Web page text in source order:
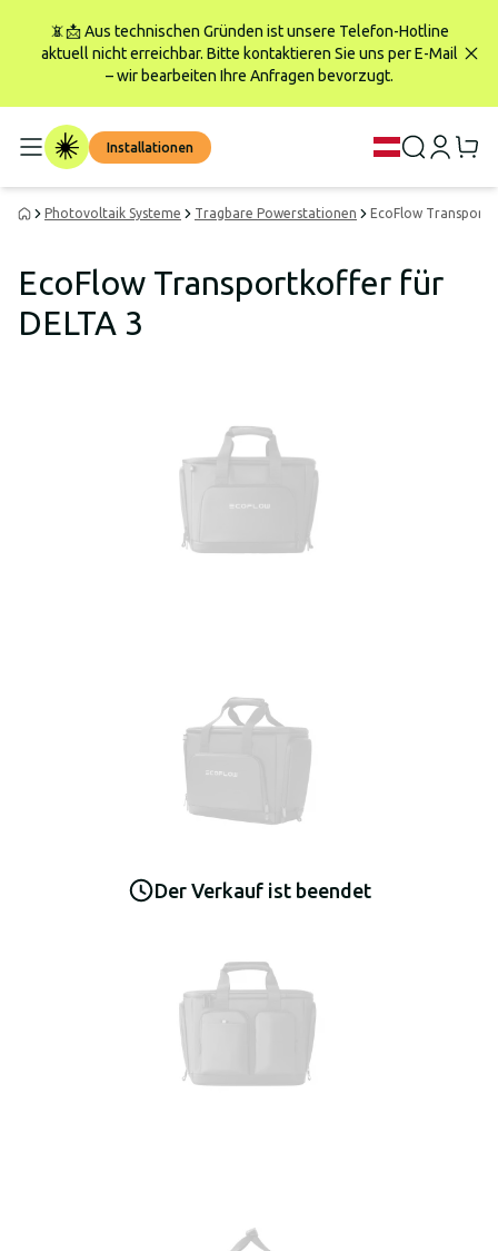
📵📩 Aus technischen Gründen ist unsere Telefon-Hotline
aktuell nicht erreichbar. Bitte kontaktieren Sie uns per E-Mail
– wir bearbeiten Ihre Anfragen bevorzugt.
Installationen
Photovoltaik Systeme Tragbare Powerstationen EcoFlow
EcoFlow Transportkoffer für
DELTA 3
Der Verkauf ist beendet